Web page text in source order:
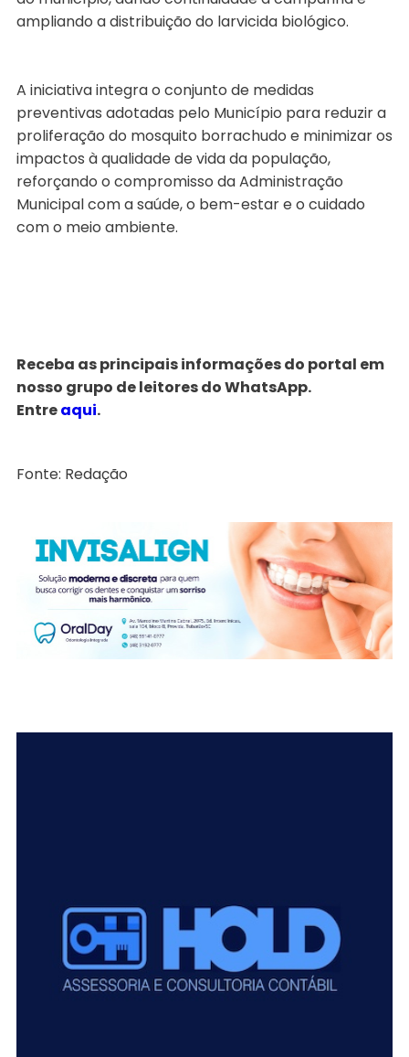
ampliando a distribuição do larvicida biológico.
A iniciativa integra o conjunto de medidas
preventivas adotadas pelo Município para reduzir a
proliferação do mosquito borrachudo e minimizar os
impactos à qualidade de vida da população,
reforçando o compromisso da Administração
Municipal com a saúde, o bem-estar e o cuidado
com o meio ambiente.
Receba as principais informações do portal em
nosso grupo de leitores do WhatsApp.
Entreaqui.
Fonte: Redação